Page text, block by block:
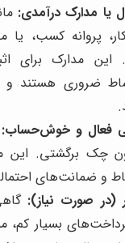
یا مدارک درآمدی:
پروانه کسب، یا
این مدارک برای
ضروری هستند و
فعال و خوش‌حساب:
چک برگشتی. این
و ضمانت‌های
(در صورت نیاز):
بسیار کم،